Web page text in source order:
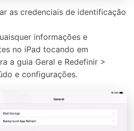
as credenciais de identificação
informações e
no iPad tocando em
a guia Geral e Redefinir >
e configurações.